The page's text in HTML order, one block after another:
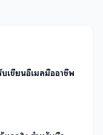
เขียนอีเมลมืออาชีพ